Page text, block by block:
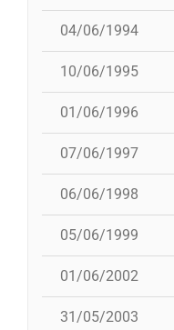
04/06/1994
10/06/1995
01/06/1996
07/06/1997
06/06/1998
05/06/1999
01/06/2002
31/05/2003